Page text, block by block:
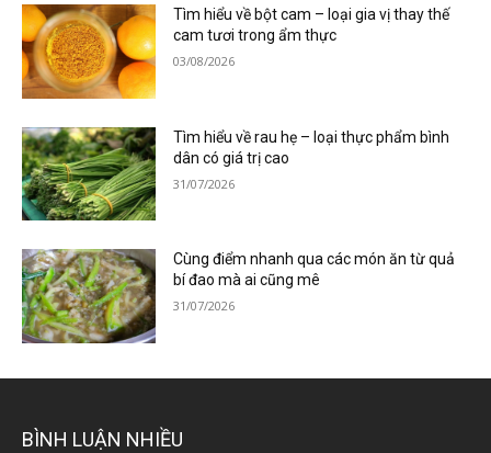
Tìm hiểu về bột cam – loại gia vị thay thế
cam tươi trong ẩm thực
03/08/2026
Tìm hiểu về rau hẹ – loại thực phẩm bình
dân có giá trị cao
31/07/2026
Cùng điểm nhanh qua các món ăn từ quả
bí đao mà ai cũng mê
31/07/2026
BÌNH LUẬN NHIỀU